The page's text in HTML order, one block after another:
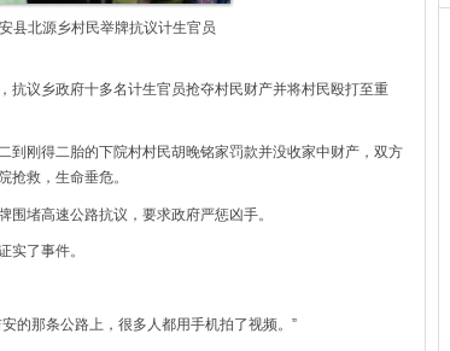
县北源乡村民举牌抗议计生官员
抗议乡政府十多名计生官员抢夺村民财产并将村民殴打至重
到刚得二胎的下院村村民胡晚铭家罚款并没收家中财产，双方
抢救，生命垂危。
堵高速公路抗议，要求政府严惩凶手。
实了事件。
的那条公路上，很多人都用手机拍了视频。”